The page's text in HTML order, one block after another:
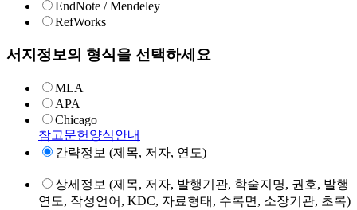
EndNote / Mendeley
RefWorks
서지정보의 형식을 선택하세요
MLA
APA
Chicago
참고문헌양식안내
간략정보 (제목, 저자, 연도)
상세정보 (제목, 저자, 발행기관, 학술지명, 권호, 발행
연도, 작성언어, KDC, 자료형태, 수록면, 소장기관, 초록)